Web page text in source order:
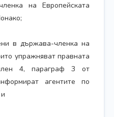
на Европейската
в държава-членка на
упражняват правната
4, параграф 3 от
агентите по